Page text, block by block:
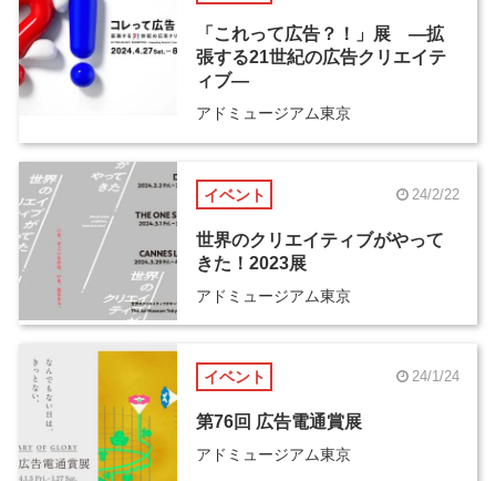
「これって広告？！」展 ―拡
張する21世紀の広告クリエイテ
ィブ―
アドミュージアム東京
イベント 24/2/22
世界のクリエイティブがやって
きた！2023展
アドミュージアム東京
イベント 24/1/24
第76回 広告電通賞展
アドミュージアム東京